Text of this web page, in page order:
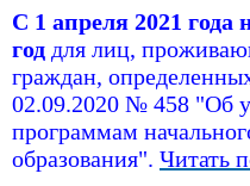
С 1 апреля 2021 года
год для лиц,
граждан,
02.09.2020 № 458 "Об
программам
образования". Читать